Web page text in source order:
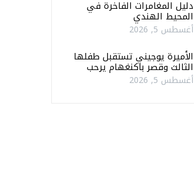
دليل المغامرات الفاخرة في
المحيط الهندي
أغسطس 5, 2026
الأميرة يوجيني تستقبل طفلها
الثالث وقصر باكنغهام يرحب
أغسطس 5, 2026